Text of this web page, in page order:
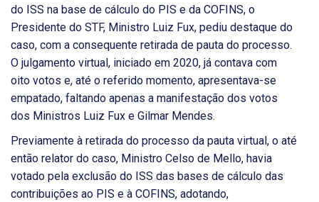
do ISS na base de cálculo do PIS e da COFINS, o
Presidente do STF, Ministro Luiz Fux, pediu destaque do
caso, com a consequente retirada de pauta do processo.
O julgamento virtual, iniciado em 2020, já contava com
oito votos e, até o referido momento, apresentava-se
empatado, faltando apenas a manifestação dos votos
dos Ministros Luiz Fux e Gilmar Mendes.
Previamente à retirada do processo da pauta virtual, o até
então relator do caso, Ministro Celso de Mello, havia
votado pela exclusão do ISS das bases de cálculo das
contribuições ao PIS e à COFINS, adotando,